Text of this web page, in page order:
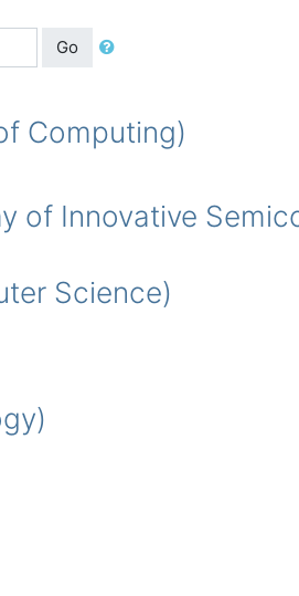
Go
Computing)
of Innovative
Science)